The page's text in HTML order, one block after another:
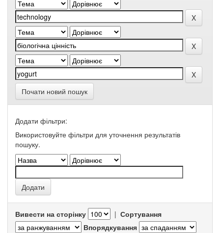
Почати новий пошук
Додати фільтри:
Використовуйте фільтри для уточнення результатів
пошуку.
Вивести на сторінку | Сортування
Впорядкування